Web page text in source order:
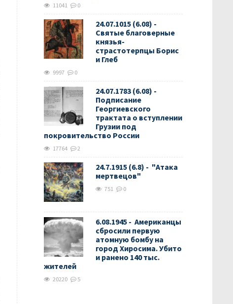
11041 0
24.07.1015 (6.08) -
Святые благоверные
князья-
страстотерпцы Борис
и Глеб
9997 0
24.07.1783 (6.08) -
Подписание
Георгиевского
трактата о вступлении
Грузии под
покровительство России
17764 2
24.7.1915 (6.8) - "Атака
мертвецов"
751 0
6.08.1945 - Американцы
сбросили первую
атомную бомбу на
город Хиросима. Убито
и ранено 140 тыс.
жителей
20220 5